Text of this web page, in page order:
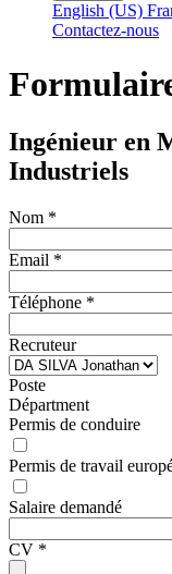
English (US)
Contactez-nous
Ingénieur en
Industriels
Nom *
Email *
Téléphone *
Recruteur
Poste
Départment
Permis de conduire
Permis de travail
Salaire demandé
CV *